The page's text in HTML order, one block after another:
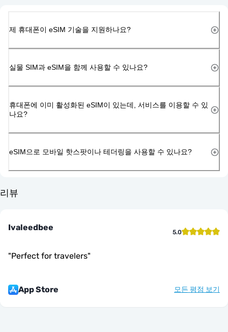
제 휴대폰이 eSIM 기술을 지원하나요?
실물 SIM과 eSIM을 함께 사용할 수 있나요?
휴대폰에 이미 활성화된 eSIM이 있는데, 서비스를 이용할 수 있
나요?
eSIM으로 모바일 핫스팟이나 테더링을 사용할 수 있나요?
리뷰
Ivaleedbee 5.0
"Perfect for travelers"
App Store 모든 평점 보기